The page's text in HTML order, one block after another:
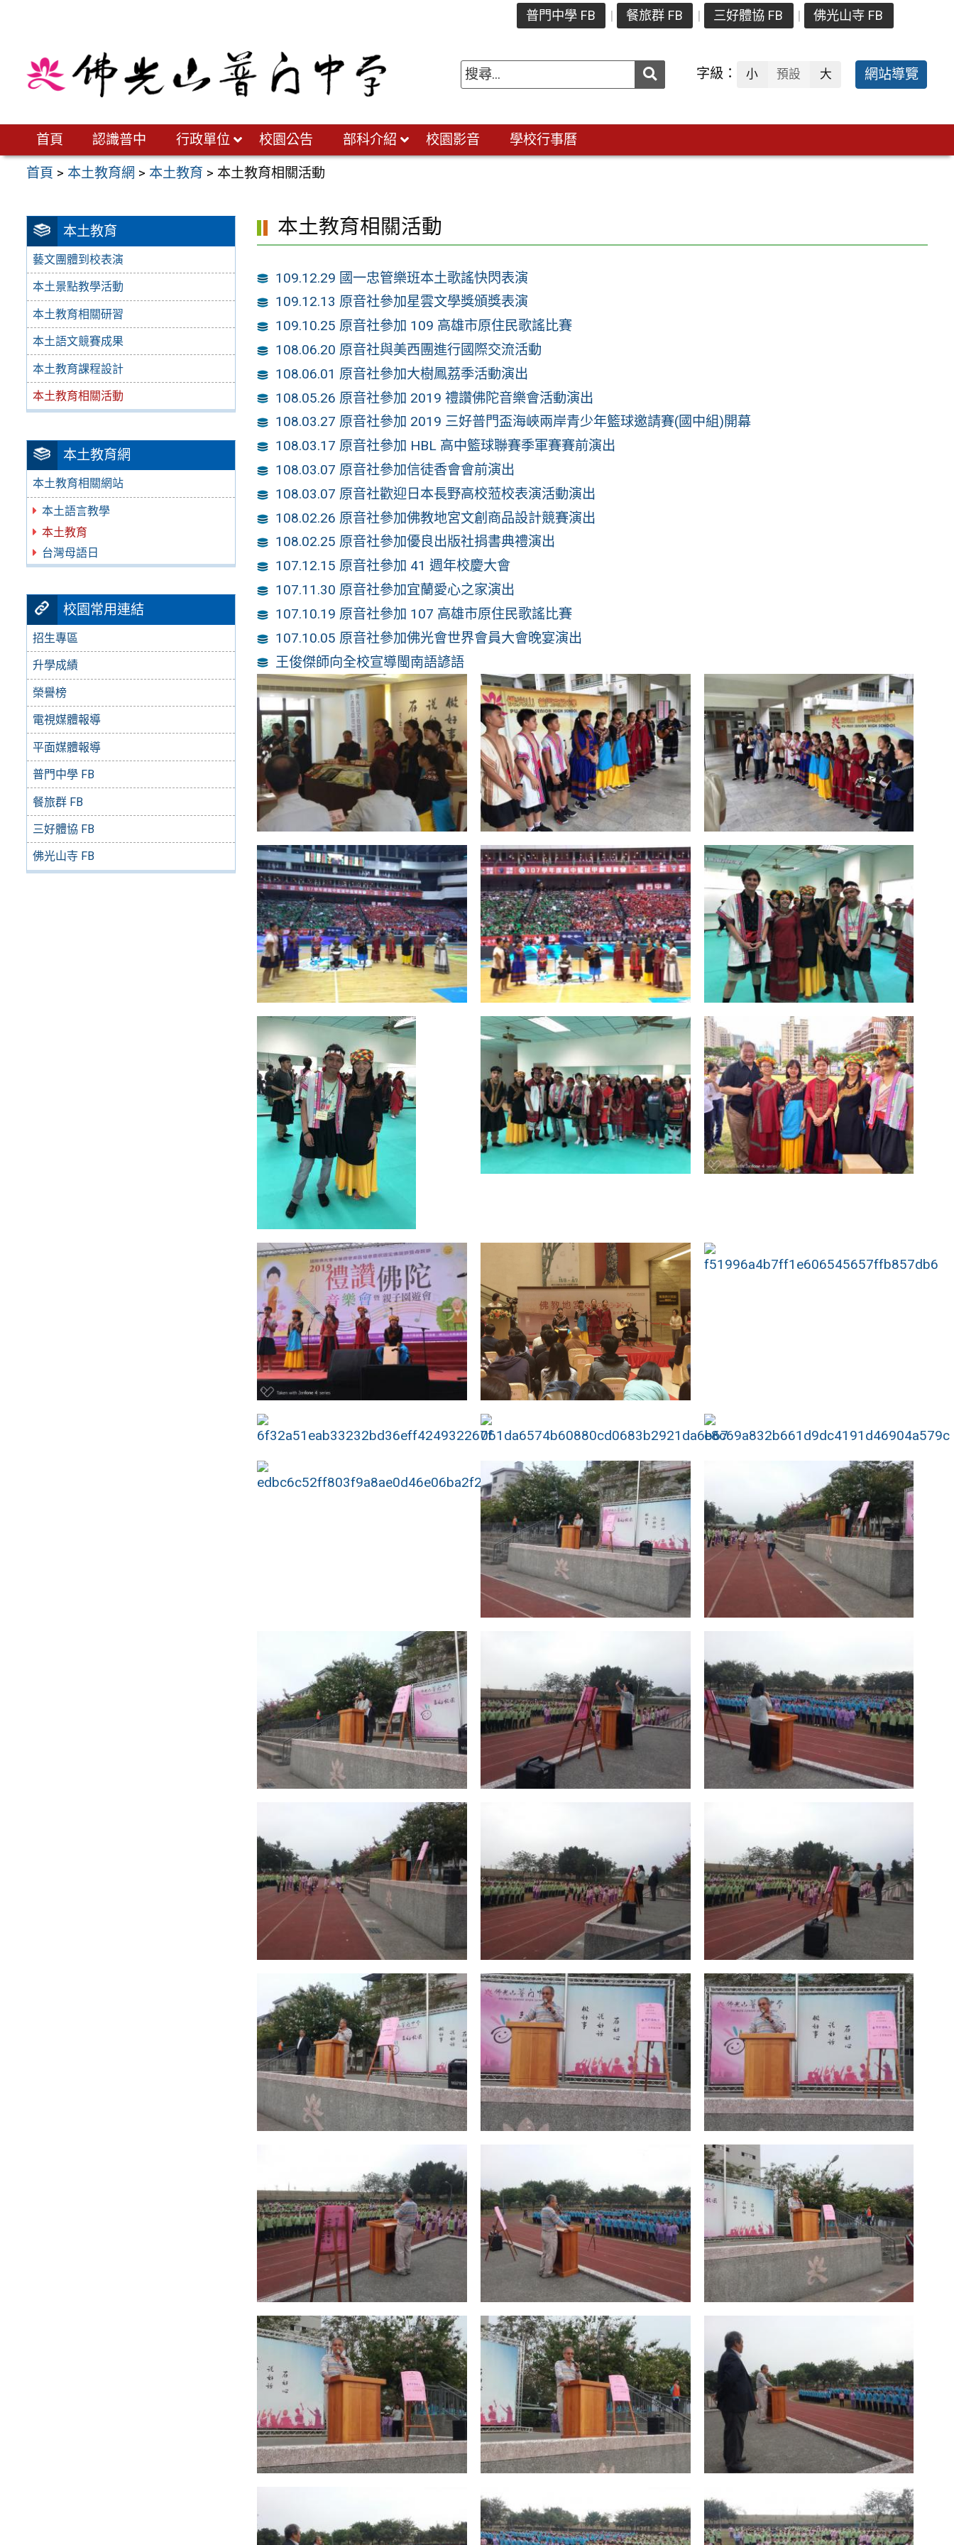
普門中學 FB 餐旅群 FB 三好體協 FB 佛光山寺 FB
送出 字級： 小 預設 大 網站導覽
首頁 認識普中 行政單位 校園公告 部科介紹 校園影音 學校行事曆
首頁 > 本土教育網 > 本土教育 > 本土教育相關活動
本土教育
藝文團體到校表演
本土景點教學活動
本土教育相關研習
本土語文競賽成果
本土教育課程設計
本土教育相關活動
本土教育網
本土教育相關網站
本土語言教學
本土教育
台灣母語日
校園常用連結
招生專區
升學成績
榮譽榜
電視媒體報導
平面媒體報導
普門中學 FB
餐旅群 FB
三好體協 FB
佛光山寺 FB
本土教育相關活動
109.12.29 國一忠管樂班本土歌謠快閃表演
109.12.13 原音社參加星雲文學獎頒獎表演
109.10.25 原音社參加 109 高雄市原住民歌謠比賽
108.06.20 原音社與美西團進行國際交流活動
108.06.01 原音社參加大樹鳳荔季活動演出
108.05.26 原音社參加 2019 禮讚佛陀音樂會活動演出
108.03.27 原音社參加 2019 三好普門盃海峽兩岸青少年籃球邀請賽(國中組)開幕
108.03.17 原音社參加 HBL 高中籃球聯賽季軍賽賽前演出
108.03.07 原音社參加信徒香會會前演出
108.03.07 原音社歡迎日本長野高校蒞校表演活動演出
108.02.26 原音社參加佛教地宮文創商品設計競賽演出
108.02.25 原音社參加優良出版社捐書典禮演出
107.12.15 原音社參加 41 週年校慶大會
107.11.30 原音社參加宜蘭愛心之家演出
107.10.19 原音社參加 107 高雄市原住民歌謠比賽
107.10.05 原音社參加佛光會世界會員大會晚宴演出
王俊傑師向全校宣導閩南語諺語